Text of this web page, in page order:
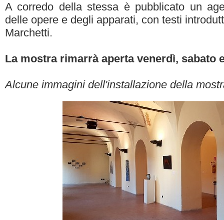
A corredo della stessa è pubblicato un
delle opere e degli apparati, con testi
Marchetti.
La mostra rimarrà aperta venerdì, sabato
Alcune immagini dell'installazione della